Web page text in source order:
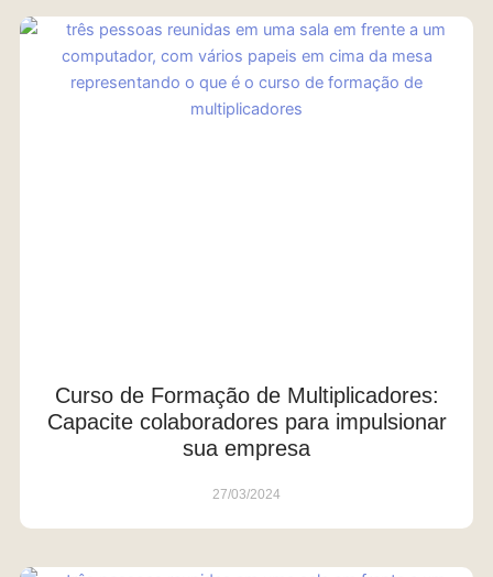
Curso de Formação de Multiplicadores:
Capacite colaboradores para impulsionar
sua empresa
27/03/2024